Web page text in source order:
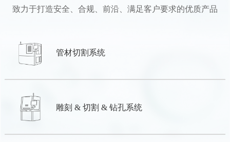
致力于打造安全、合规、前沿、满足客户要求的优质产品
管材切割系统
雕刻 & 切割 & 钻孔系统